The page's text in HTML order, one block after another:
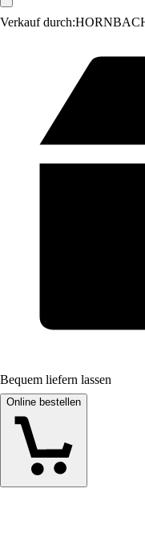
Verkauf durch:
Bequem liefern lassen
Online bestellen